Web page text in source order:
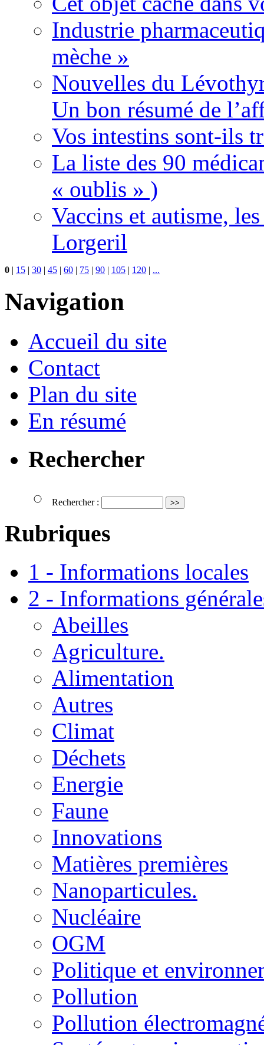
Industrie
mèche »
Nouvelles du
Un bon résumé de
Vos intestins sont-ils
La liste des 90
« oublis » )
Vaccins et autisme,
Lorgeril
0 15 30 45 60 75 90 105 120 ...
Navigation
Accueil du site
Contact
Plan du site
En résumé
Rechercher
Rechercher :
Rubriques
1 - Informations locales
2 - Informations
Abeilles
Agriculture.
Alimentation
Autres
Climat
Déchets
Energie
Faune
Innovations
Matières premières
Nanoparticules.
Nucléaire
OGM
Politique et
Pollution
Pollution